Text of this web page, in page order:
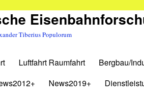
Tiberius Populorum
Luftfahrt Raumfahrt Bergbau/
News2019+